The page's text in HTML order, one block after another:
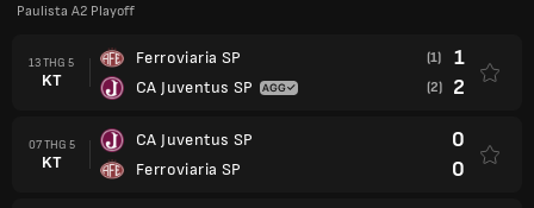
Paulista A2 Playoff
13 THG 5
KT
Ferroviaria SP
CA Juventus SP
(1) 1
(2) 2
07 THG 5
KT
CA Juventus SP
Ferroviaria SP
0
0